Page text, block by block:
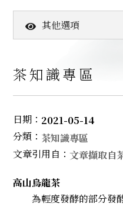
農場介紹
客戶推薦
其他選項
茶知識專區
茶知識專區
日期： 2021-05-14
分類： 茶知識專區
文章引用自：文章擷取自
高山烏龍茶
為輕度發酵的部分發